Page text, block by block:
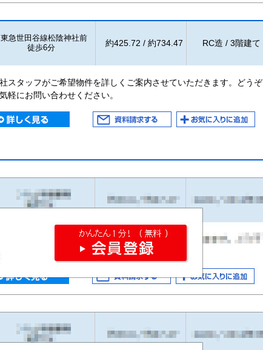
東急世田谷線松陰神社前
徒歩6分
約425.72 / 約734.47 RC造 / 3階建て
スタッフがご希望物件を詳しくご案内させていただきます。どうぞ
軽にお問い合わせください。